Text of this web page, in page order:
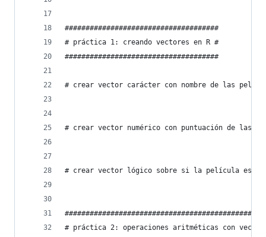
#####################################
# práctica 1: creando vectores en R #
#####################################
# crear vector carácter con nombre de las
# crear vector numérico con puntuación de las
# crear vector lógico sobre si la película es
# práctica 2: operaciones aritméticas con